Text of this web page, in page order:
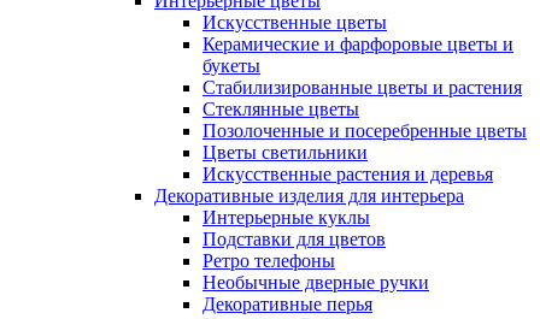
Искусственные цветы
Керамические и фарфоровые цветы и
букеты
Стабилизированные цветы и растения
Стеклянные цветы
Позолоченные и посеребренные цветы
Цветы светильники
Искусственные растения и деревья
Декоративные изделия для интерьера
Интерьерные куклы
Подставки для цветов
Ретро телефоны
Необычные дверные ручки
Декоративные перья